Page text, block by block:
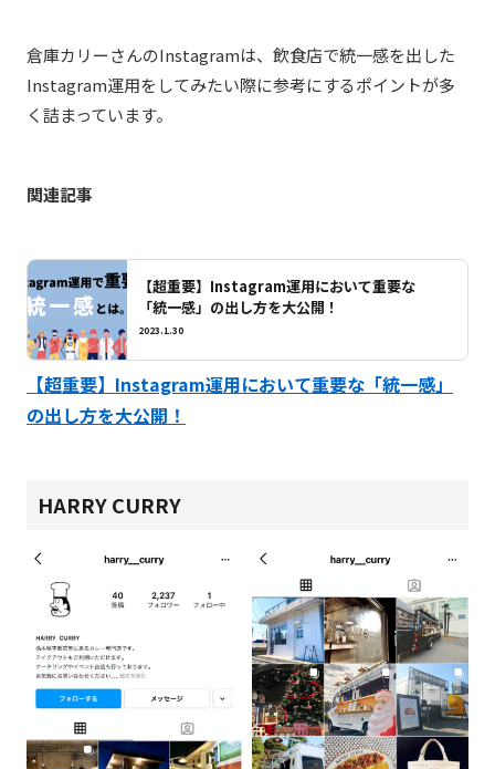
倉庫カリーさんのInstagramは、飲食店で統一感を出した
Instagram運用をしてみたい際に参考にするポイントが多
く詰まっています。
関連記事
【超重要】Instagram運用において重要な
「統一感」の出し方を大公開！
2023.1.30
【超重要】Instagram運用において重要な「統一感」
の出し方を大公開！
HARRY CURRY